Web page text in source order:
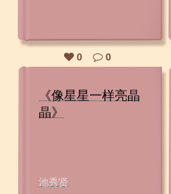
0 0
《像星星一样亮晶
晶》
池秀贤